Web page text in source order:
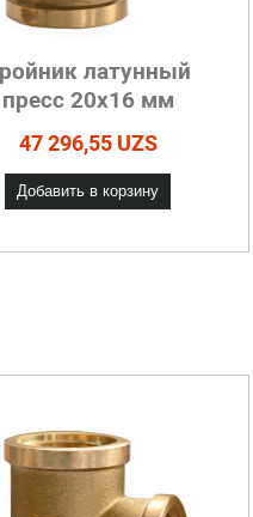
латунный
пресс 20х16 мм
47 296,55 UZS
Добавить в корзину